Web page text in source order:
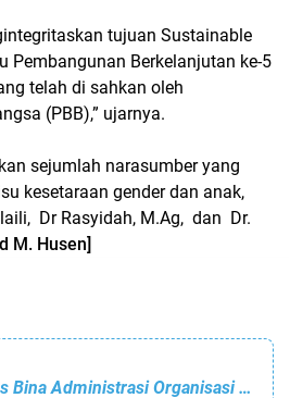
tujuan Sustainable
Pembangunan Berkelanjutan ke-5
telah di sahkan oleh
(PBB),” ujarnya.
sejumlah narasumber yang
kesetaraan gender dan anak,
Dr Rasyidah, M.Ag, dan Dr.
M. Husen]
PKK Aceh Besar Terus Bina Administrasi Organisasi Hingga ke Pulo Aceh